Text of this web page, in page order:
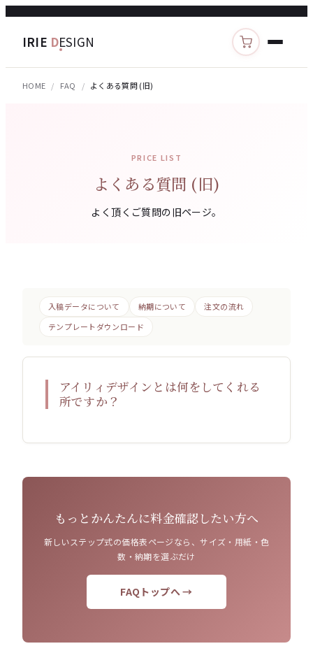
IRIE DESIGN カートを見る
HOME FAQ よくある質問 (旧)
PRICE LIST
よくある質問 (旧)
よく頂くご質問の旧ページ。
入稿データについて 納期について
注文の流れ
テンプレートダウンロード
アイリィデザインとは何をしてくれる
所ですか？
もっとかんたんに料金確認したい方へ
新しいステップ式の価格表ページなら、サイズ・用紙・色
数・納期を選ぶだけ
FAQトップへ →